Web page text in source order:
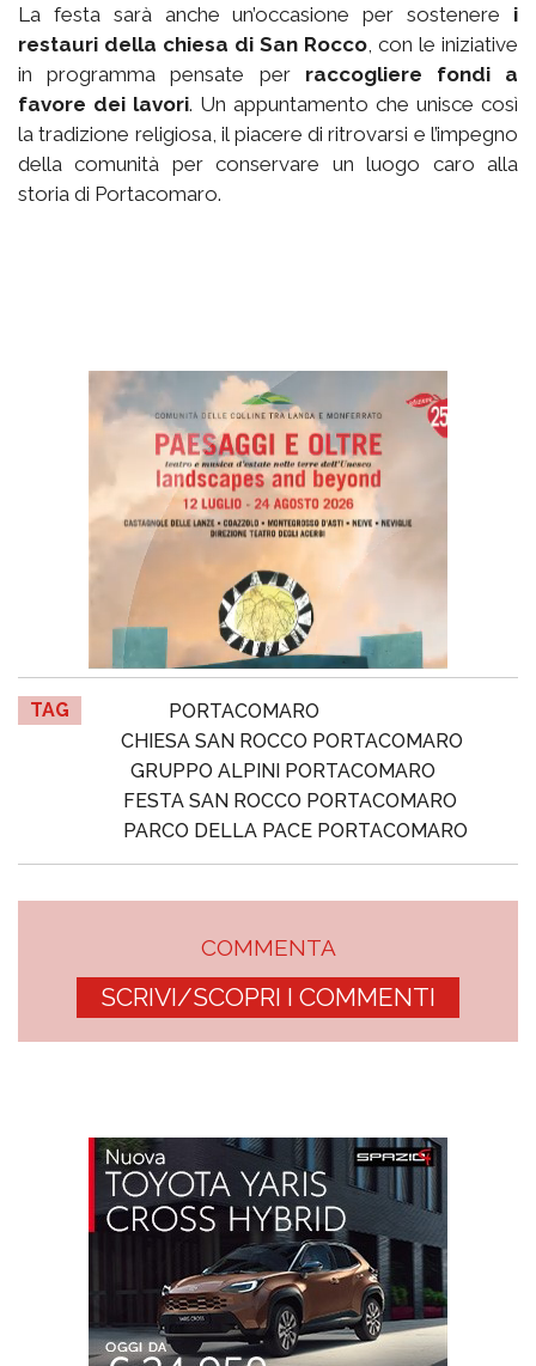
La festa sarà anche un’occasione per sostenere i
restauri della chiesa di San Rocco , con le iniziative
in programma pensate per raccogliere fondi a
favore dei lavori. Un appuntamento che unisce così
la tradizione religiosa, il piacere di ritrovarsi e l’impegno
della comunità per conservare un luogo caro alla
storia di Portacomaro.
TAG
PORTACOMARO
CHIESA SAN ROCCO PORTACOMARO
GRUPPO ALPINI PORTACOMARO
FESTA SAN ROCCO PORTACOMARO
PARCO DELLA PACE PORTACOMARO
COMMENTA
SCRIVI/SCOPRI I COMMENTI